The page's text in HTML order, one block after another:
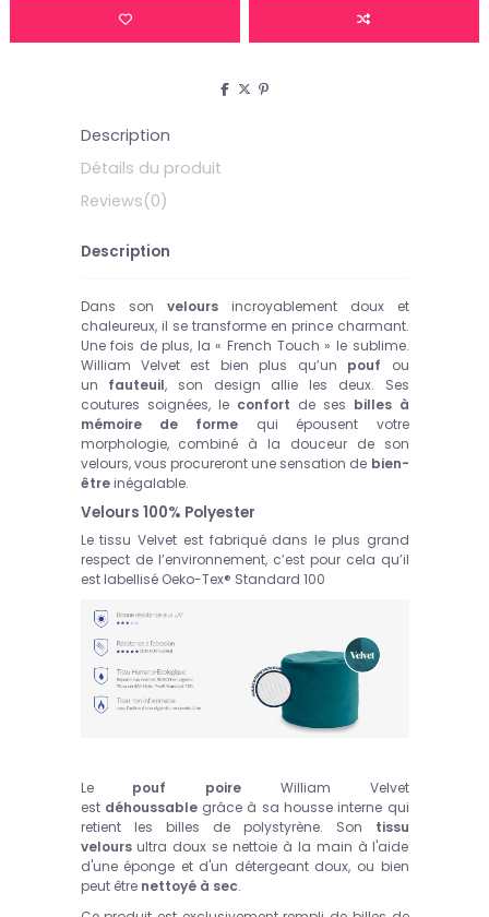
Description
Détails du produit
Reviews(0)
Description
Dans son veloursincroyablement doux et
chaleureux, il se transforme en prince charmant.
Une fois de plus, la « French Touch » le sublime.
William Velvet est bien plus qu’un pouf ou
un fauteuil, son design allie les deux. Ses
coutures soignées, le confort de ses billes à
mémoire de forme qui épousent votre
morphologie, combiné à la douceur de son
velours, vous procureront une sensation de bien-
êtreinégalable.
Velours 100% Polyester
Le tissu Velvet est fabriqué dans le plus grand
respect de l’environnement, c’est pour cela qu’il
est labellisé Oeko-Tex® Standard 100
Le pouf poire William Velvet
est déhoussablegrâce à sa housse interne qui
retient les billes de polystyrène. Son tissu
veloursultra doux se nettoie à la main à l'aide
d'une éponge et d'un détergeant doux, ou bien
peut être nettoyé à sec.